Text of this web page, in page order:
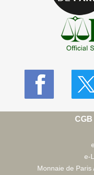
CGB
e-
Monnaie de Paris